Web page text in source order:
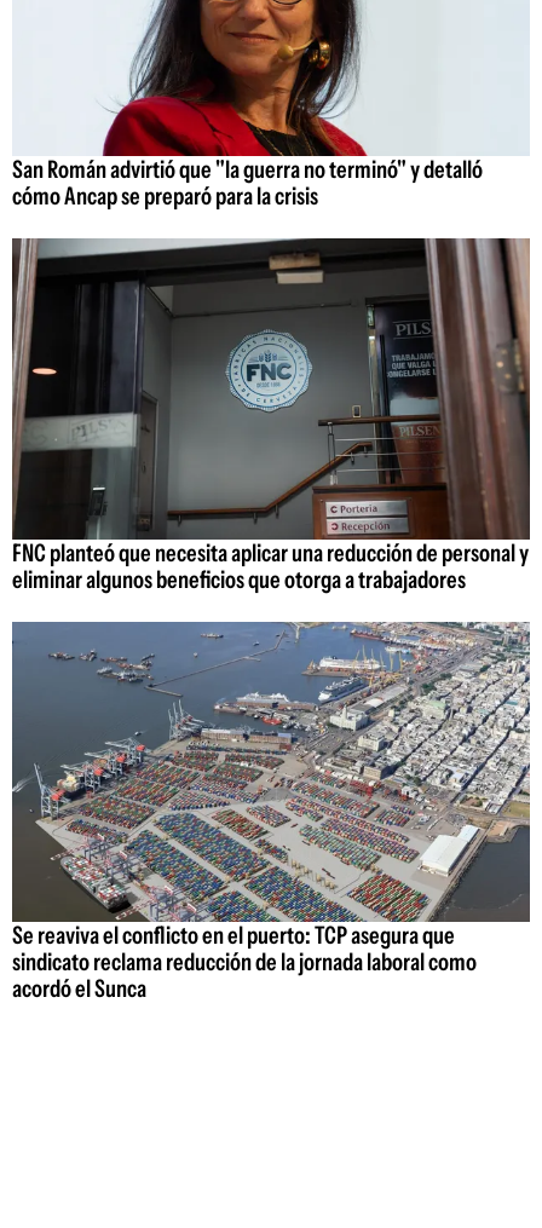
San Román advirtió que "la guerra no terminó" y detalló
cómo Ancap se preparó para la crisis
FNC planteó que necesita aplicar una reducción de personal y
eliminar algunos beneficios que otorga a trabajadores
Se reaviva el conflicto en el puerto: TCP asegura que
sindicato reclama reducción de la jornada laboral como
acordó el Sunca